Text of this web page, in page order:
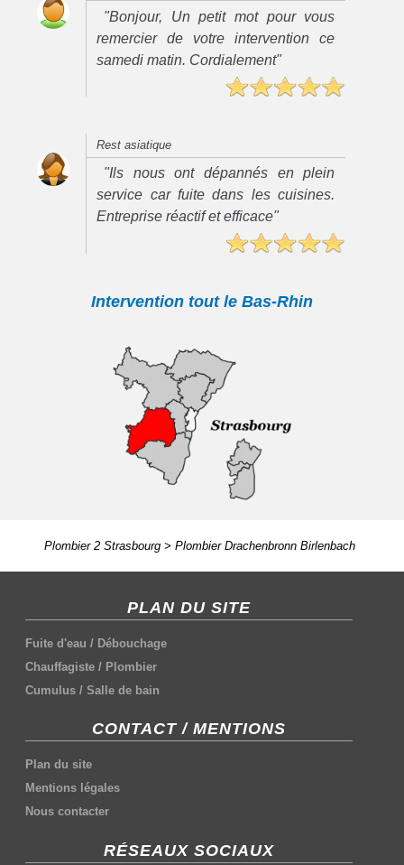
"Bonjour, Un petit mot pour vous
remercier de votre intervention ce
samedi matin. Cordialement"
Rest asiatique
"Ils nous ont dépannés en plein
service car fuite dans les cuisines.
Entreprise réactif et efficace"
Intervention tout le Bas-Rhin
Plombier 2 Strasbourg> Plombier Drachenbronn Birlenbach
PLAN DU SITE
Fuite d'eau / Débouchage
Chauffagiste / Plombier
Cumulus /Salle de bain
CONTACT / MENTIONS
Plan du site
Mentions légales
Nous contacter
RÉSEAUX SOCIAUX